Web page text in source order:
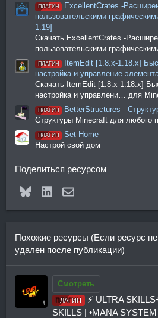
ПЛАГИН
ExcellentCrates -
пользовательскими
1.19]
Скачать ExcellentCrates -
пользовательскими
ПЛАГИН
ItemEdit [1.8.x-1.18.x]
настройка и управление
Скачать ItemEdit [1.8.x-1.18.x]
настройка и управлени… для
ПЛАГИН
BetterStructures -
Структуры Minecraft для любого
ПЛАГИН
Set Home
Настрой свой дом
Поделиться ресурсом
BlueskyLinkedInЭлектронная почта
Похожие ресурсы (Если ресурс
удален после публикации)
Смотреть
ПЛАГИН
⚡ ULTRA
SKILLS | •MANA